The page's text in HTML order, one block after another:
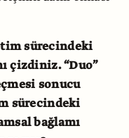
sürecindeki
çizdiniz. “Duo”
sonucu
sürecindeki
bağlamı